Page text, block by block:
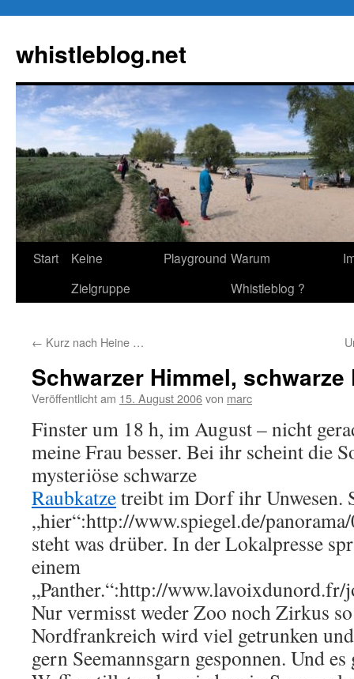
springen
whistleblog.net
Start
Keine
Zielgruppe
Playground Warum
Whistleblog ?
← Kurz nach Heine …
Schwarzer Himmel, schwarze
Veröffentlicht am 15. August 2006von marc
Finster um 18 h, im August – nicht
meine Frau besser. Bei ihr scheint die
mysteriöse schwarze
Raubkatzetreibt im Dorf ihr Unwesen.
„hier“:http://www.spiegel.de/
steht was drüber. In der Lokalpresse
einem
„Panther.“:http://
Nur vermisst weder Zoo noch Zirkus
Nordfrankreich wird viel getrunken
gern Seemannsgarn gesponnen. Und